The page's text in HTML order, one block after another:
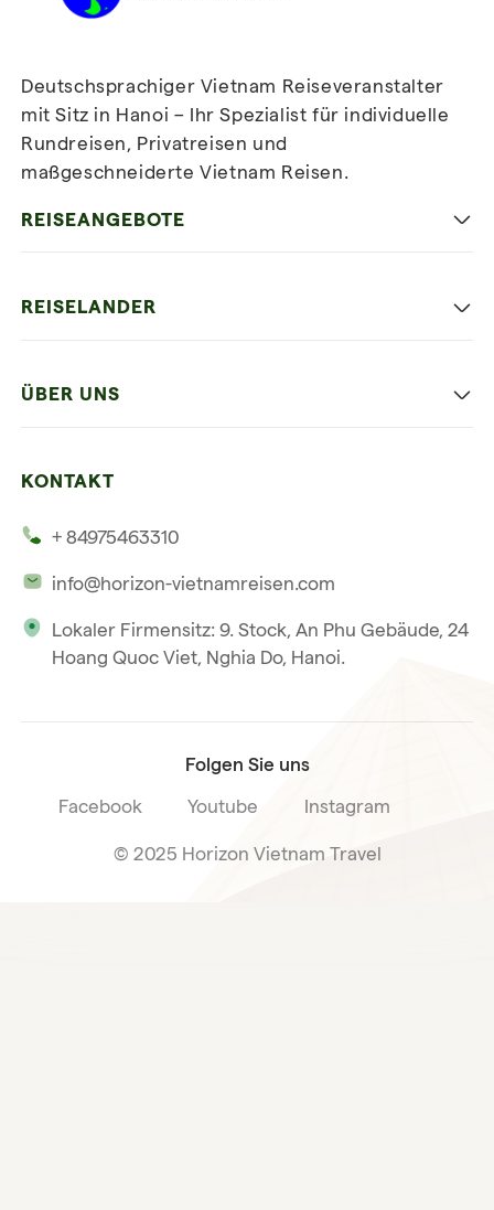
Newsletterabonnieren
Deutschsprachiger Vietnam Reiseveranstalter
mit Sitz in Hanoi – Ihr Spezialist für individuelle
Rundreisen, Privatreisen und
maßgeschneiderte Vietnam Reisen.
REISEANGEBOTE
Die Beste Reise
Mehrere Länder
REISELANDER
ÜBER UNS
Unsere internationale Tourismuslizenz
KONTAKT
+ 84975463310
info@horizon-vietnamreisen.com
Lokaler Firmensitz: 9. Stock, An Phu Gebäude, 24
Hoang Quoc Viet, Nghia Do, Hanoi.
Folgen Sie uns
Facebook Youtube Instagram
© 2025 Horizon Vietnam Travel